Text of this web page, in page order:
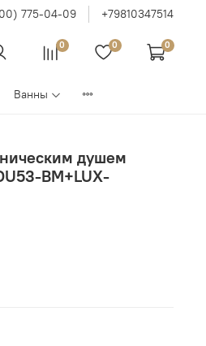
775-04-09 +79810347514
0 0 0
Ванны
душем
BM+LUX-